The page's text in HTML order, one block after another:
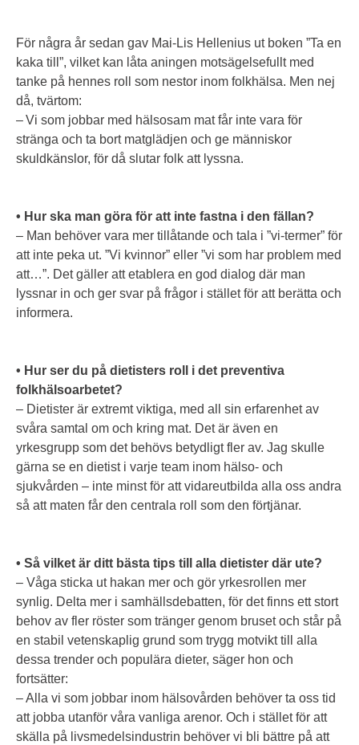
För några år sedan gav Mai-Lis Hellenius ut boken ”Ta en
kaka till”, vilket kan låta aningen motsägelsefullt med
tanke på hennes roll som nestor inom folkhälsa. Men nej
då, tvärtom:
– Vi som jobbar med hälsosam mat får inte vara för
stränga och ta bort matglädjen och ge människor
skuldkänslor, för då slutar folk att lyssna.
• Hur ska man göra för att inte fastna i den fällan?
– Man behöver vara mer tillåtande och tala i ”vi-termer” för
att inte peka ut. ”Vi kvinnor” eller ”vi som har problem med
att…”. Det gäller att etablera en god dialog där man
lyssnar in och ger svar på frågor i stället för att berätta och
informera.
• Hur ser du på dietisters roll i det preventiva
folkhälsoarbetet?
– Dietister är extremt viktiga, med all sin erfarenhet av
svåra samtal om och kring mat. Det är även en
yrkesgrupp som det behövs betydligt fler av. Jag skulle
gärna se en dietist i varje team inom hälso- och
sjukvården – inte minst för att vidareutbilda alla oss andra
så att maten får den centrala roll som den förtjänar.
• Så vilket är ditt bästa tips till alla dietister där ute?
– Våga sticka ut hakan mer och gör yrkesrollen mer
synlig. Delta mer i samhällsdebatten, för det finns ett stort
behov av fler röster som tränger genom bruset och står på
en stabil vetenskaplig grund som trygg motvikt till alla
dessa trender och populära dieter, säger hon och
fortsätter:
– Alla vi som jobbar inom hälsovården behöver ta oss tid
att jobba utanför våra vanliga arenor. Och i stället för att
skälla på livsmedelsindustrin behöver vi bli bättre på att